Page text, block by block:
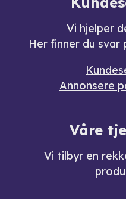
Vi hjelper
Her finner du svar
Annonsere
Våre
Vi tilbyr en